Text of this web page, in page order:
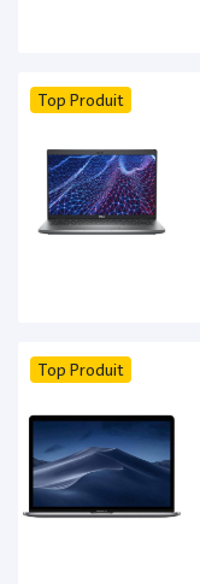
Top Produit
Top Produit